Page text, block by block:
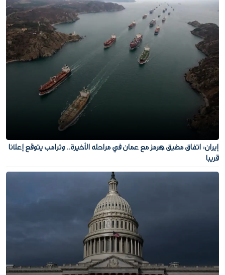
إيران: اتفاق مضيق هرمز مع عمان في مراحله الأخيرة.. وترامب يتوقع إعلانا
قريبا